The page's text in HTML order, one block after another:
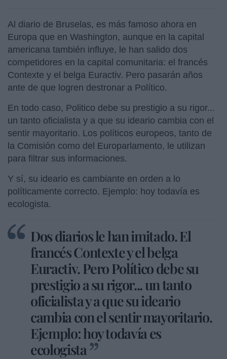
Al diario de Bruselas, es más famoso ahora en
Europa que en Washington, aunque en la capital
americana también influye, le han salido dos
competidores en la capital comunitaria: el francés
Contexte y el belga Euractiv. Pero pasarán años
ante de que logren destronar a Político.
En todo caso, Politico debe su prestigio a su rigor...
un tanto oficialista y a que su ideario cambia con el
sentir mayoritario. Los políticos europeos, tanto de
la Comisión como del Europarlamento, le utilizan
para filtrar sus informaciones.
Y sí, su ideario es cambiante en orden a lo
políticamente correcto. Ejemplo: hoy todavía es
ecologista.
Dos diarios le han imitado. El
francés Contexte y el belga
Euractiv. Pero Político debe su
prestigio a su rigor... un tanto
oficialista y a que su ideario
cambia con el sentir mayoritario.
Ejemplo: hoy todavía es
ecologista